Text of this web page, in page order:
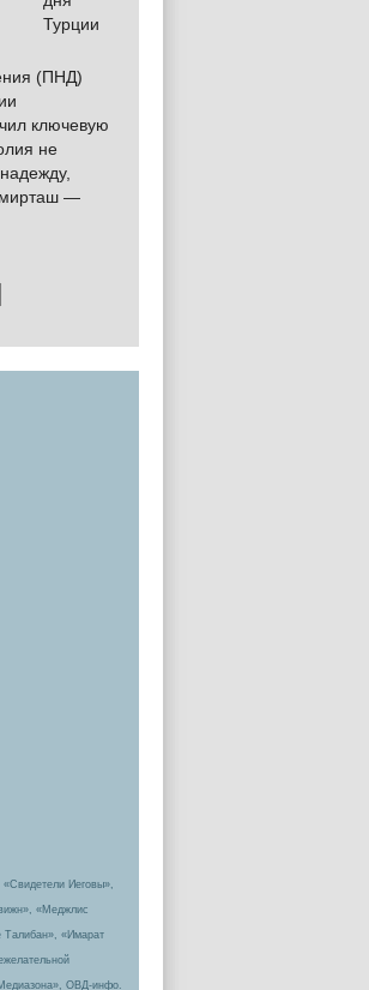
(ПНД)
ключевую
не
—
Иеговы»,
«Меджлис
Талибан», «Имарат
ОВД-инфо.